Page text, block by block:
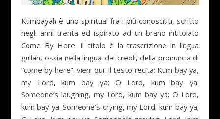
Kumbayah è uno spiritual fra i più conosciuti, scritto
negli anni trenta ed ispirato ad un brano intitolato
Come By Here. Il titolo è la trascrizione in lingua
gullah, ossia nella lingua dei creoli, della pronuncia di
“come by here”: vieni qui. Il testo recita: Kum bay ya,
my Lord, kum bay ya; O Lord, kum bay ya.
Someone’s laughing, my Lord, kum bay ya; O Lord,
kum bay ya. Someone’s crying, my Lord, kum bay ya;